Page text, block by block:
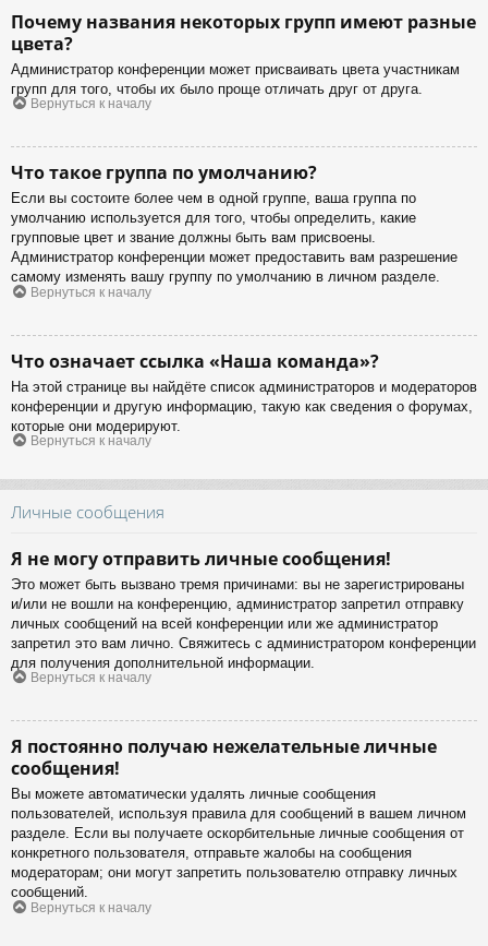
Почему названия некоторых групп имеют разные
цвета?
Администратор конференции может присваивать цвета участникам
групп для того, чтобы их было проще отличать друг от друга.
Вернуться к началу
Что такое группа по умолчанию?
Если вы состоите более чем в одной группе, ваша группа по
умолчанию используется для того, чтобы определить, какие
групповые цвет и звание должны быть вам присвоены.
Администратор конференции может предоставить вам разрешение
самому изменять вашу группу по умолчанию в личном разделе.
Вернуться к началу
Что означает ссылка «Наша команда»?
На этой странице вы найдёте список администраторов и модераторов
конференции и другую информацию, такую как сведения о форумах,
которые они модерируют.
Вернуться к началу
Личные сообщения
Я не могу отправить личные сообщения!
Это может быть вызвано тремя причинами: вы не зарегистрированы
и/или не вошли на конференцию, администратор запретил отправку
личных сообщений на всей конференции или же администратор
запретил это вам лично. Свяжитесь с администратором конференции
для получения дополнительной информации.
Вернуться к началу
Я постоянно получаю нежелательные личные
сообщения!
Вы можете автоматически удалять личные сообщения
пользователей, используя правила для сообщений в вашем личном
разделе. Если вы получаете оскорбительные личные сообщения от
конкретного пользователя, отправьте жалобы на сообщения
модераторам; они могут запретить пользователю отправку личных
сообщений.
Вернуться к началу